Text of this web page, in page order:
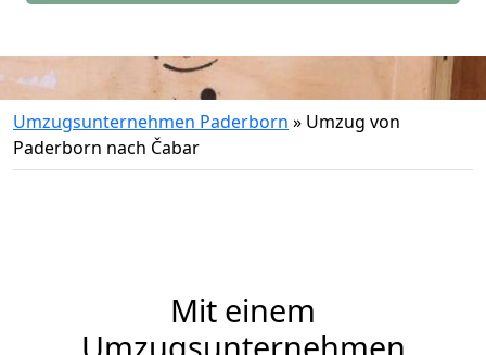
Umzugsunternehmen Paderborn » Umzug von
Paderborn nach Čabar
Mit einem